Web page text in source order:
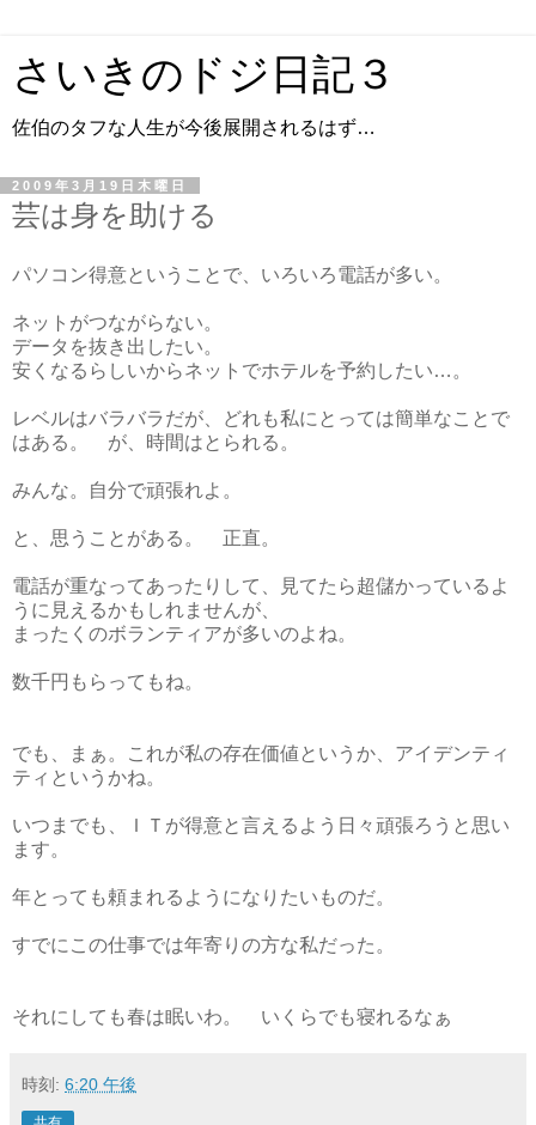
さいきのドジ日記３
佐伯のタフな人生が今後展開されるはず…
2009年3月19日木曜日
芸は身を助ける
パソコン得意ということで、いろいろ電話が多い。
ネットがつながらない。
データを抜き出したい。
安くなるらしいからネットでホテルを予約したい…。
レベルはバラバラだが、どれも私にとっては簡単なことで
はある。 が、時間はとられる。
みんな。自分で頑張れよ。
と、思うことがある。 正直。
電話が重なってあったりして、見てたら超儲かっているよ
うに見えるかもしれませんが、
まったくのボランティアが多いのよね。
数千円もらってもね。
でも、まぁ。これが私の存在価値というか、アイデンティ
ティというかね。
いつまでも、ＩＴが得意と言えるよう日々頑張ろうと思い
ます。
年とっても頼まれるようになりたいものだ。
すでにこの仕事では年寄りの方な私だった。
それにしても春は眠いわ。 いくらでも寝れるなぁ
時刻: 6:20 午後